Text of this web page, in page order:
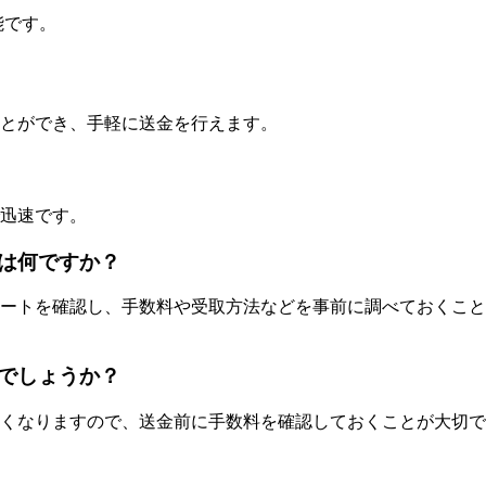
す。
ができ、手軽に送金を行えます。
速です。
何ですか？
トを確認し、手数料や受取方法などを事前に調べておくこと
しょうか？
なりますので、送金前に手数料を確認しておくことが大切で